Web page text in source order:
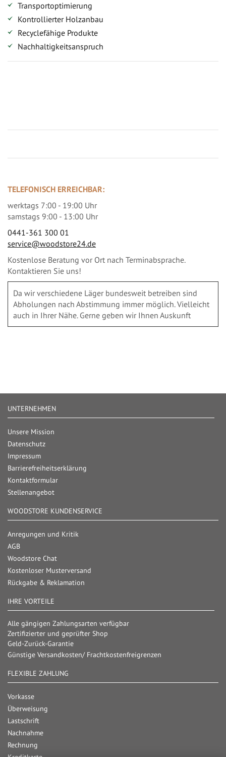
Transportoptimierung
Kontrollierter Holzanbau
Recyclefähige Produkte
Nachhaltigkeitsanspruch
TELEFONISCH ERREICHBAR:
werktags 7:00 - 19:00 Uhr
samstags 9:00 - 13:00 Uhr
0441-361 300 01
service@woodstore24.de
Kostenlose Beratung vor Ort nach Terminabsprache.
Kontaktieren Sie uns!
Da wir verschiedene Läger bundesweit betreiben sind
Abholungen nach Abstimmung immer möglich. Vielleicht
auch in Ihrer Nähe. Gerne geben wir Ihnen Auskunft
UNTERNEHMEN
Unsere Mission
Datenschutz
Impressum
Barrierefreiheitserklärung
Kontaktformular
Stellenangebot
WOODSTORE KUNDENSERVICE
Anregungen und Kritik
AGB
Woodstore Chat
Kostenloser Musterversand
Rückgabe & Reklamation
IHRE VORTEILE
Alle gängigen Zahlungsarten verfügbar
Zertifizierter und geprüfter Shop
Geld-Zurück-Garantie
Günstige Versandkosten/ Frachtkostenfreigrenzen
FLEXIBLE ZAHLUNG
Vorkasse
Überweisung
Lastschrift
Nachnahme
Rechnung